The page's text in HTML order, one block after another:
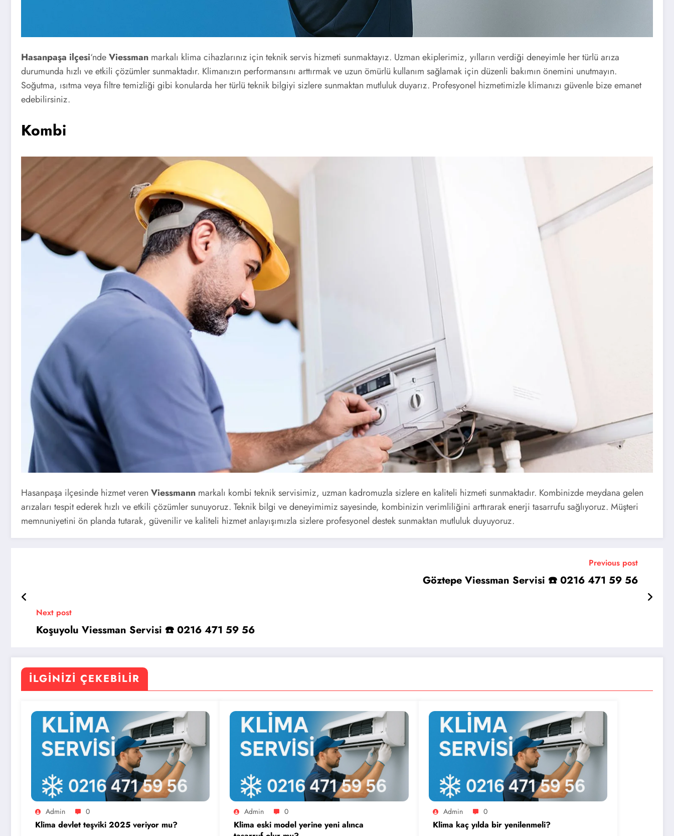
Hasanpaşa ilçesi‘ndeViessman markalı klima cihazlarınız için teknik servis hizmeti sunmaktayız. Uzman ekiplerimiz, yılların verdiği deneyimle her türlü arıza
durumunda hızlı ve etkili çözümler sunmaktadır. Klimanızın performansını arttırmak ve uzun ömürlü kullanım sağlamak için düzenli bakımın önemini unutmayın.
Soğutma, ısıtma veya filtre temizliği gibi konularda her türlü teknik bilgiyi sizlere sunmaktan mutluluk duyarız. Profesyonel hizmetimizle klimanızı güvenle bize emanet
edebilirsiniz.
Kombi
Hasanpaşa ilçesinde hizmet veren Viessmann markalı kombi teknik servisimiz, uzman kadromuzla sizlere en kaliteli hizmeti sunmaktadır. Kombinizde meydana gelen
arızaları tespit ederek hızlı ve etkili çözümler sunuyoruz. Teknik bilgi ve deneyimimiz sayesinde, kombinizin verimliliğini arttırarak enerji tasarrufu sağlıyoruz. Müşteri
memnuniyetini ön planda tutarak, güvenilir ve kaliteli hizmet anlayışımızla sizlere profesyonel destek sunmaktan mutluluk duyuyoruz.
Previous post
Göztepe Viessman Servisi ☎️ 0216 471 59 56
Next post
Koşuyolu Viessman Servisi ☎️ 0216 471 59 56
İLGINIZI ÇEKEBILIR
Admin 0
Klima devlet teşviki 2025 veriyor mu?
Admin 0
Klima eski model yerine yeni alınca
Admin 0
Klima kaç yılda bir yenilenmeli?